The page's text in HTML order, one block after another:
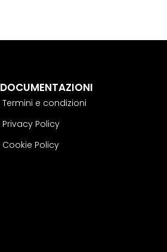
DOCUMENTAZIONI
Termini e condizioni
Privacy Policy
Cookie Policy